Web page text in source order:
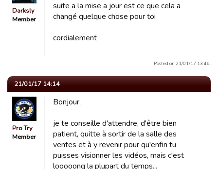
Darksly
Member
suite a la mise a jour est ce que cela a
changé quelque chose pour toi
cordialement
Posted on 21/01/17 13:46.
21/01/17 14:14
Pro Try
Member
Bonjour,
je te conseille d'attendre, d'être bien
patient, quitte à sortir de la salle des
ventes et à y revenir pour qu'enfin tu
puisses visionner les vidéos, mais c'est
looooong la plupart du temps...